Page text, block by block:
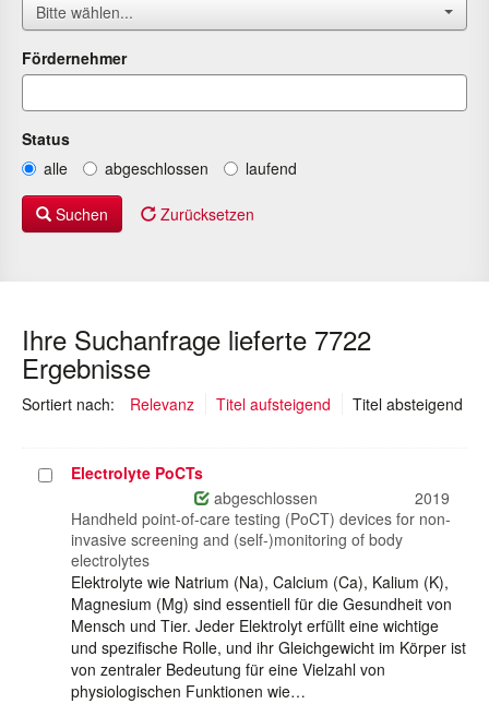
Bitte wählen...
Fördernehmer
Status
alle
abgeschlossen laufend
Suchen Zurücksetzen
Ihre Suchanfrage lieferte 7722
Ergebnisse
Sortiert nach: Relevanz Titel aufsteigend Titel absteigend
ProjektElectrolyte PoCTs
abgeschlossen
2019
Handheld point-of-care testing (PoCT) devices for non-
invasive screening and (self-)monitoring of body
electrolytes
Elektrolyte wie Natrium (Na), Calcium (Ca), Kalium (K),
Magnesium (Mg) sind essentiell für die Gesundheit von
Mensch und Tier. Jeder Elektrolyt erfüllt eine wichtige
und spezifische Rolle, und ihr Gleichgewicht im Körper ist
von zentraler Bedeutung für eine Vielzahl von
physiologischen Funktionen wie…